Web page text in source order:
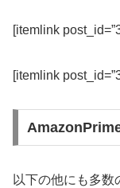
[itemlink
[itemlink
以下の他にも多数